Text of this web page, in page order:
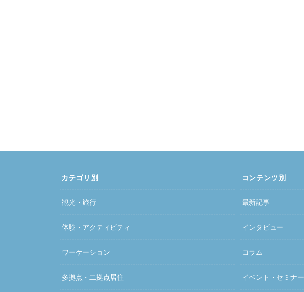
カテゴリ別
観光・旅行
体験・アクティビティ
ワーケーション
多拠点・二拠点居住
コンテンツ別
最新記事
インタビュー
コラム
イベント・セミナー